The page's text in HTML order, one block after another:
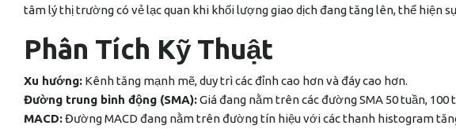
tâm lý thị trường có vẻ lạc quan khi khối lượng giao dịch đang tăng lên, thể hiện
Phân Tích Kỹ Thuật
Xu hướng: Kênh tăng mạnh mẽ, duy trì các đỉnh cao hơn và đáy cao hơn.
Đường trung bình động (SMA):Giá đang nằm trên các đường SMA 50 tuần,
MACD:Đường MACD đang nằm trên đường tín hiệu với các thanh histogram